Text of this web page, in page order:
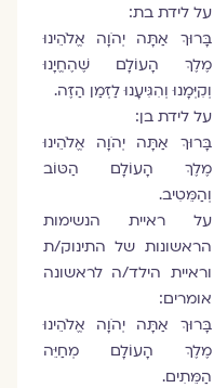
על לידת בת:
בָּרוּךְ אַתָּה יְהֹוָה אֱלֹהֵינוּ
מֶלֶךְ הָעוֹלָם שֶׁהֶחֱיָנוּ
וְקִיְּמָנוּ וְהִגִּיעָנוּ לַזְּמַן הַזֶּה.
על לידת בן:
בָּרוּךְ אַתָּה יְהֹוָה אֱלֹהֵינוּ
מֶלֶךְ הָעוֹלָם הַטּוֹב
וְהַמֵּטִיב.
על ראיית הנשימות
הראשונות של התינוק/ת
וראיית הילד/ה לראשונה
אומרים:
בָּרוּךְ אַתָּה יְהֹוָה אֱלֹהֵינוּ
מֶלֶךְ הָעוֹלָם מְחַיֵּה
הַמֵּתִים.